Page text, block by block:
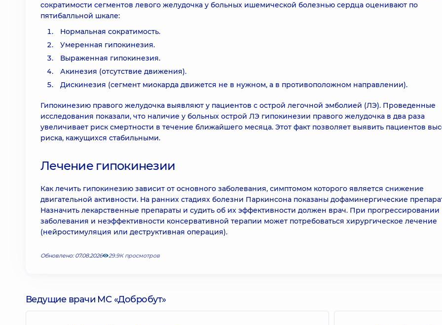
сократимости сегментов левого желудочка у больных ишемической болезнью сердца оценивают по
пятибалльной шкале:
Нормальная сократимость.
Умеренная гипокинезия.
Выраженная гипокинезия.
Акинезия (отсутствие движения).
Дискинезия (сегмент миокарда движется не в нужном, а в противоположном направлении).
Гипокинезию правого желудочка выявляют у пациентов с острой легочной эмболией (ЛЭ). Проведенные
исследования показали, что наличие у больных острой ЛЭ гипокинезии правого желудочка в два раза
увеличивает риск смертности в течение ближайшего месяца. Этот факт позволяет выявить пациентов
риска, кажущихся стабильными.
Лечение гипокинезии
Как лечить гипокинезию зависит от основного заболевания, симптомом которого является снижение
двигательной активности. На ранних стадиях болезни Паркинсона показаны дофаминергические
Назначить лекарственные препараты и судить об их эффективности должен врач. При прогрессировании
заболевания и неэффективности консервативной терапии может потребоваться хирургическое лечение
(нейростимуляция или деструктивная операция).
Обновлено: 07.08.2026 29.9К просмотров
Ведущие врачи МС «Добробут»